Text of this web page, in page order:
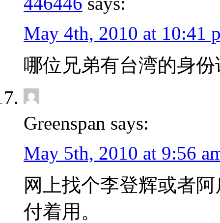
May 4th, 2010 at 10:41
哪位兄弟有台湾的身
Greenspan says:
May 5th, 2010 at 9:56
网上找个李登辉或者
付着用。